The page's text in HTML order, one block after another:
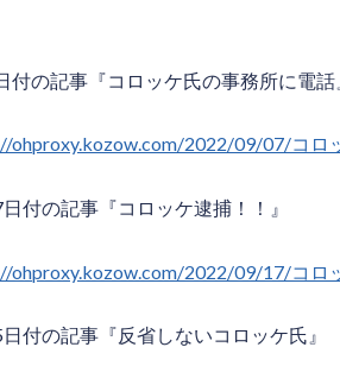
付の記事『コロッケ氏の事務所に電話
ohproxy.kozow.com/2022/09/07/コロ
付の記事『コロッケ逮捕！！』
ohproxy.kozow.com/2022/09/17/コロ
付の記事『反省しないコロッケ氏』